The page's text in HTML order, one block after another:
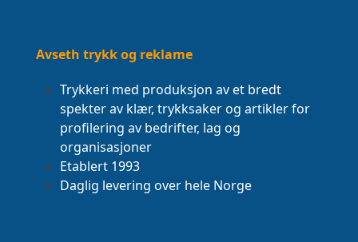
Avseth trykk og reklame
Trykkeri med produksjon av et bredt
spekter av klær, trykksaker og artikler for
profilering av bedrifter, lag og
organisasjoner
Etablert 1993
Daglig levering over hele Norge